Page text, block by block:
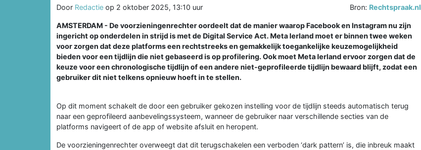
Door Redactie op 2 oktober 2025, 13:10 uur Bron: Rechtspraak.nl
AMSTERDAM - De voorzieningenrechter oordeelt dat de manier waarop Facebook en Instagram nu zijn
ingericht op onderdelen in strijd is met de Digital Service Act. Meta Ierland moet er binnen twee weken
voor zorgen dat deze platforms een rechtstreeks en gemakkelijk toegankelijke keuzemogelijkheid
bieden voor een tijdlijn die niet gebaseerd is op profilering. Ook moet Meta Ierland ervoor zorgen dat de
keuze voor een chronologische tijdlijn of een andere niet-geprofileerde tijdlijn bewaard blijft, zodat een
gebruiker dit niet telkens opnieuw hoeft in te stellen.
Op dit moment schakelt de door een gebruiker gekozen instelling voor de tijdlijn steeds automatisch terug
naar een geprofileerd aanbevelingssysteem, wanneer de gebruiker naar verschillende secties van de
platforms navigeert of de app of website afsluit en heropent.
De voorzieningenrechter overweegt dat dit terugschakelen een verboden ‘dark pattern’ is, die inbreuk maakt